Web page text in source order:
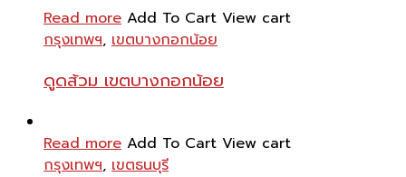
Read more Add To Cart View cart
กรุงเทพฯ, เขตบางกอกน้อย
ดูดส้วม เขตบางกอกน้อย
Read more Add To Cart View cart
กรุงเทพฯ, เขตธนบุรี